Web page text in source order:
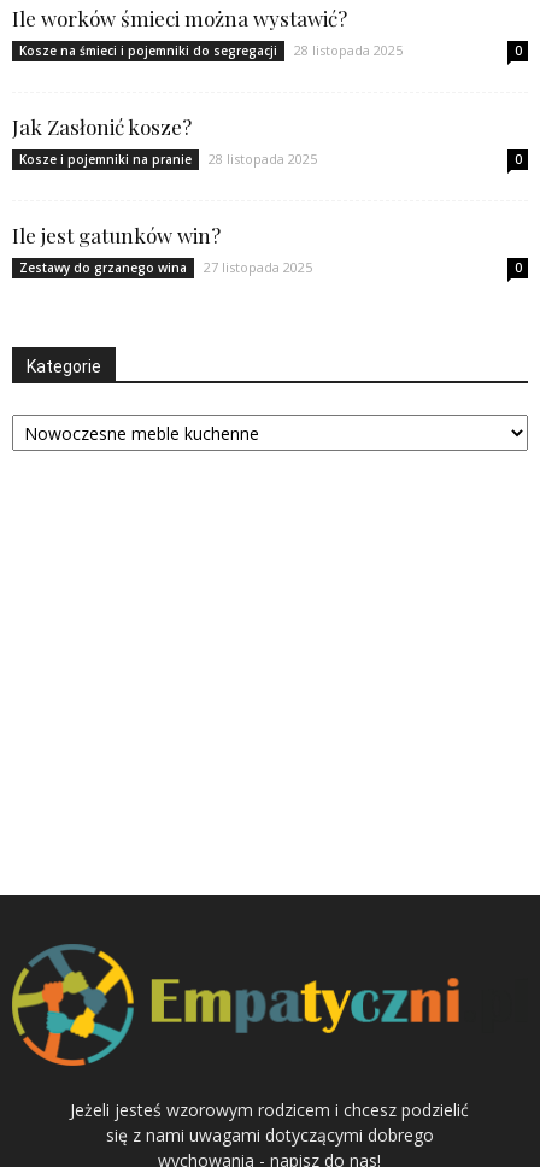
Ile worków śmieci można wystawić?
Kosze na śmieci i pojemniki do segregacji 28 listopada 2025 0
Jak Zasłonić kosze?
Kosze i pojemniki na pranie 28 listopada 2025 0
Ile jest gatunków win?
Zestawy do grzanego wina 27 listopada 2025 0
Kategorie
Kategorie
Jeżeli jesteś wzorowym rodzicem i chcesz podzielić
się z nami uwagami dotyczącymi dobrego
wychowania - napisz do nas!